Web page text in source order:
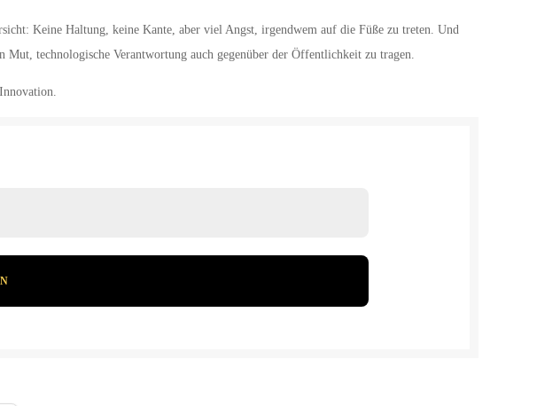
Keine Haltung, keine Kante, aber viel Angst, irgendwem auf die Füße zu treten. Und
technologische Verantwortung auch gegenüber der Öffentlichkeit zu tragen.